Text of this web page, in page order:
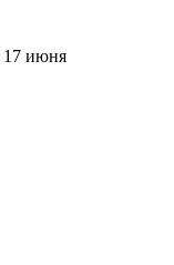
17 июня